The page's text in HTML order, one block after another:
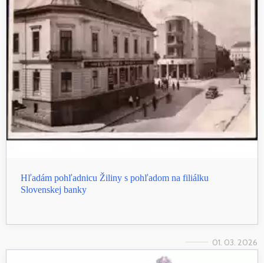
Hľadám pohľadnicu Žiliny s pohľadom na filiálku
Slovenskej banky
01. 03. 2026